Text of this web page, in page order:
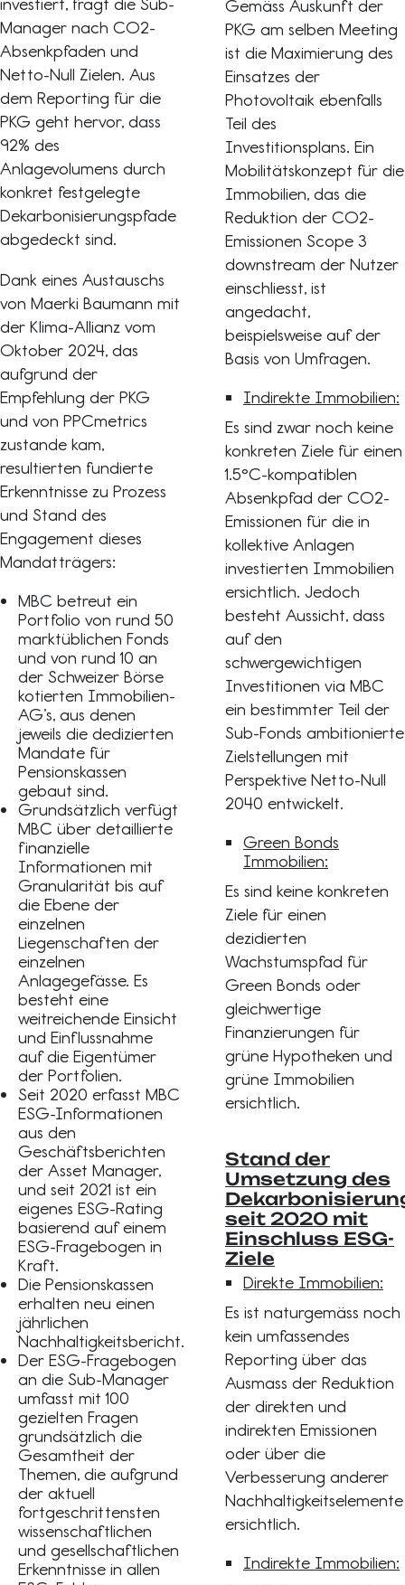
Manager nach CO2-
Absenkpfaden und
Netto-Null Zielen. Aus
dem Reporting für die
PKG geht hervor, dass
92% des
Anlagevolumens durch
konkret festgelegte
Dekarbonisierungspfade
abgedeckt sind.
Dank eines Austauschs
von Maerki Baumann mit
der Klima-Allianz vom
Oktober 2024, das
aufgrund der
Empfehlung der PKG
und von PPCmetrics
zustande kam,
resultierten fundierte
Erkenntnisse zu Prozess
und Stand des
Engagement dieses
Mandatträgers:
MBC betreut ein
Portfolio von rund 50
marktüblichen Fonds
und von rund 10 an
der Schweizer Börse
kotierten Immobilien-
AG’s, aus denen
jeweils die dedizierten
Mandate für
Pensionskassen
gebaut sind.
Grundsätzlich verfügt
MBC über detaillierte
finanzielle
Informationen mit
Granularität bis auf
die Ebene der
einzelnen
Liegenschaften der
einzelnen
Anlagegefässe. Es
besteht eine
weitreichende Einsicht
und Einflussnahme
auf die Eigentümer
der Portfolien.
Seit 2020 erfasst MBC
ESG-Informationen
aus den
Geschäftsberichten
der Asset Manager,
und seit 2021 ist ein
eigenes ESG-Rating
basierend auf einem
ESG-Fragebogen in
Kraft.
Die Pensionskassen
erhalten neu einen
jährlichen
Nachhaltigkeitsbericht.
Der ESG-Fragebogen
an die Sub-Manager
umfasst mit 100
gezielten Fragen
grundsätzlich die
Gesamtheit der
Themen, die aufgrund
der aktuell
fortgeschrittensten
wissenschaftlichen
und gesellschaftlichen
Erkenntnisse in allen
Gemäss Auskunft der
PKG am selben Meeting
ist die Maximierung des
Einsatzes der
Photovoltaik ebenfalls
Teil des
Investitionsplans. Ein
Mobilitätskonzept für die
Immobilien, das die
Reduktion der CO2-
Emissionen Scope 3
downstream der Nutzer
einschliesst, ist
angedacht,
beispielsweise auf der
Basis von Umfragen.
Indirekte Immobilien:
Es sind zwar noch keine
konkreten Ziele für einen
1.5°C-kompatiblen
Absenkpfad der CO2-
Emissionen für die in
kollektive Anlagen
investierten Immobilien
ersichtlich. Jedoch
besteht Aussicht, dass
auf den
schwergewichtigen
Investitionen via MBC
ein bestimmter Teil der
Sub-Fonds ambitionierte
Zielstellungen mit
Perspektive Netto-Null
2040 entwickelt.
Green Bonds
Immobilien:
Es sind keine konkreten
Ziele für einen
dezidierten
Wachstumspfad für
Green Bonds oder
gleichwertige
Finanzierungen für
grüne Hypotheken und
grüne Immobilien
ersichtlich.
Stand der
Umsetzung des
seit 2020 mit
Einschluss ESG-
Ziele
Direkte Immobilien:
Es ist naturgemäss noch
kein umfassendes
Reporting über das
Ausmass der Reduktion
der direkten und
indirekten Emissionen
oder über die
Verbesserung anderer
Nachhaltigkeitselemente
ersichtlich.
Indirekte Immobilien: